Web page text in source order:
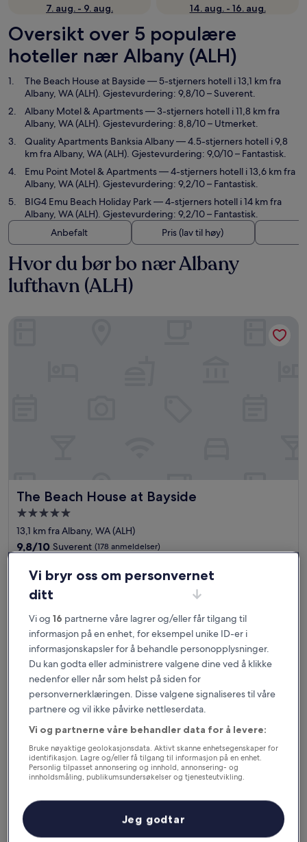
7. aug. - 9. aug.
14. aug. - 16. aug.
Oversikt over 5 populære
hoteller nær Albany (ALH)
The Beach House at Bayside— 5-stjerners hotell i 13,1 km fra
Albany, WA (ALH). Gjestevurdering: 9,8/10 – Suverent.
Albany Motel & Apartments— 3-stjerners hotell i 11,8 km fra
Albany, WA (ALH). Gjestevurdering: 8,8/10 – Utmerket.
Quality Apartments Banksia Albany— 4.5-stjerners hotell i 9,8
km fra Albany, WA (ALH). Gjestevurdering: 9,0/10 – Fantastisk.
Emu Point Motel & Apartments— 4-stjerners hotell i 13,6 km fra
Albany, WA (ALH). Gjestevurdering: 9,2/10 – Fantastisk.
BIG4 Emu Beach Holiday Park— 4-stjerners hotell i 14 km fra
Albany, WA (ALH). Gjestevurdering: 9,2/10 – Fantastisk.
Anbefalt
Pris (lav til høy)
Hvor du bør bo nær Albany
lufthavn (ALH)
The Beach House at Bayside
The Beach House at Bayside
Overnattingssted
med
5.0
stjerner
13,1 km fra Albany, WA (ALH)
9.8
av
Suverent,
(178
9,8/10 Suverent (178 anmeldelser)
inkludert skatter og avgifter
Overnattingssted
med
11,8 km fra Albany, WA (ALH)
Albany Motel & Apartments
Vi bryr oss om personvernet
ditt
Vi og 16 partnerne våre lagrer og/eller får tilgang til
informasjon på en enhet, for eksempel unike ID-er i
informasjonskapsler for å behandle personopplysninger.
Du kan godta eller administrere valgene dine ved å klikke
nedenfor eller når som helst på siden for
personvernerklæringen. Disse valgene signaliseres til våre
partnere og vil ikke påvirke nettleserdata.
Vi og partnerne våre behandler data for å levere:
Bruke nøyaktige geolokasjonsdata. Aktivt skanne enhetsegenskaper for
identifikasjon. Lagre og/eller få tilgang til informasjon på en enhet.
Personlig tilpasset annonsering og innhold, annonsering- og
innholdsmåling, publikumsundersøkelser og tjenesteutvikling.
Jeg godtar